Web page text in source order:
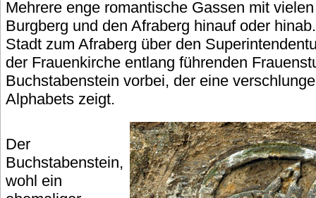
Mehrere enge romantische Gassen mit
Burgberg und den Afraberg hinauf oder
Stadt zum Afraberg über den
der Frauenkirche entlang führenden
Buchstabenstein vorbei, der eine
Alphabets zeigt.
Der
Buchstabenstein,
wohl ein